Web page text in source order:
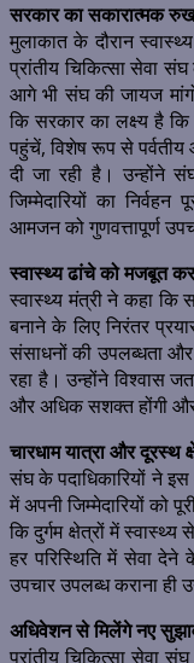
सरकार का सकारात्मक
मुलाकात के दौरान
प्रांतीय चिकित्सा सेवा
आगे भी संघ की जायज
कि सरकार का लक्ष्य है
पहुंचें, विशेष रूप से पर्वतीय
दी जा रही है। उन्होंने
जिम्मेदारियों का
आमजन को गुणवत्तापूर्ण
स्वास्थ्य ढांचे को मजबूत
स्वास्थ्य मंत्री ने कहा कि
बनाने के लिए निरंतर
संसाधनों की उपलब्धता और
रहा है। उन्होंने विश्वास
और अधिक सशक्त होंगी
चारधाम यात्रा और दूरस्थ
संघ के पदाधिकारियों ने
में अपनी जिम्मेदारियों को
कि दुर्गम क्षेत्रों में
हर परिस्थिति में सेवा
उपचार उपलब्ध कराना ही
अधिवेशन से मिलेंगे नए
प्रांतीय चिकित्सा सेवा